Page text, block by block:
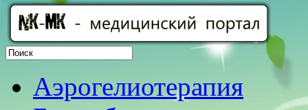
Аэрогелиотерапия